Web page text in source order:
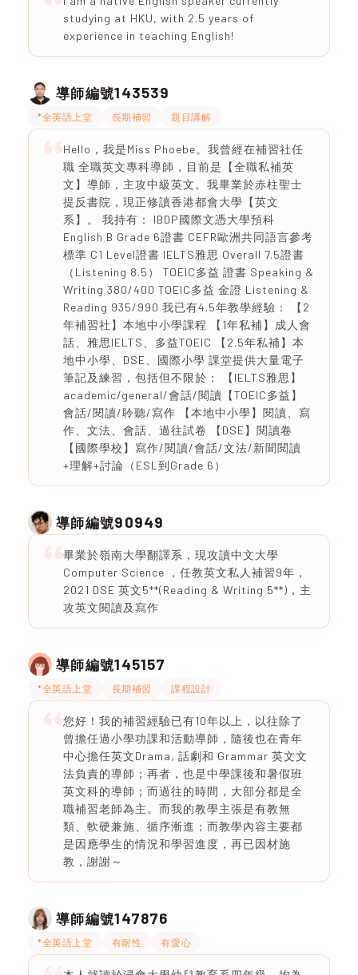
studying at HKU, with 2.5 years of
experience in teaching English!
導師編號143539
*全英語上堂 長期補習 題目講解
Hello，我是Miss Phoebe。我曾經在補習社任
職 全職英文專科導師，目前是【全職私補英
文】導師，主攻中級英文。我畢業於赤柱聖士
提反書院，現正修讀香港都會大學【英文
系】。 我持有： IBDP國際文憑大學預科
English B Grade 6證書 CEFR歐洲共同語言參考
標準 C1 Level證書 IELTS雅思 Overall 7.5證書
（Listening 8.5） TOEIC多益 證書 Speaking &
Writing 380/400 TOEIC多益 金證 Listening &
Reading 935/990 我已有4.5年教學經驗： 【2
年補習社】本地中小學課程 【1年私補】成人會
話、雅思IELTS、多益TOEIC 【2.5年私補】本
地中小學、DSE、國際小學 課堂提供大量電子
筆記及練習，包括但不限於： 【IELTS雅思】
academic/general/會話/閱讀【TOEIC多益】
會話/閱讀/聆聽/寫作 【本地中小學】閱讀、寫
作、文法、會話、過往試卷 【DSE】閱讀卷
【國際學校】寫作/閱讀/會話/文法/新聞閱讀
+理解+討論（ESL到Grade 6）
導師編號90949
畢業於嶺南大學翻譯系，現攻讀中文大學
Computer Science ，任教英文私人補習9年，
2021 DSE 英文5**(Reading & Writing 5**)，主
攻英文閱讀及寫作
導師編號145157
*全英語上堂 長期補習 課程設計
您好！我的補習經驗已有10年以上，以往除了
曾擔任過小學功課和活動導師，隨後也在青年
中心擔任英文Drama, 話劇和 Grammar 英文文
法負責的導師；再者，也是中學課後和暑假班
英文科的導師；而過往的時間，大部分都是全
職補習老師為主。而我的教學主張是有教無
類、軟硬兼施、循序漸進；而教學內容主要都
是因應學生的情況和學習進度，再已因材施
教，謝謝～
導師編號147876
*全英語上堂 有耐性 有愛心